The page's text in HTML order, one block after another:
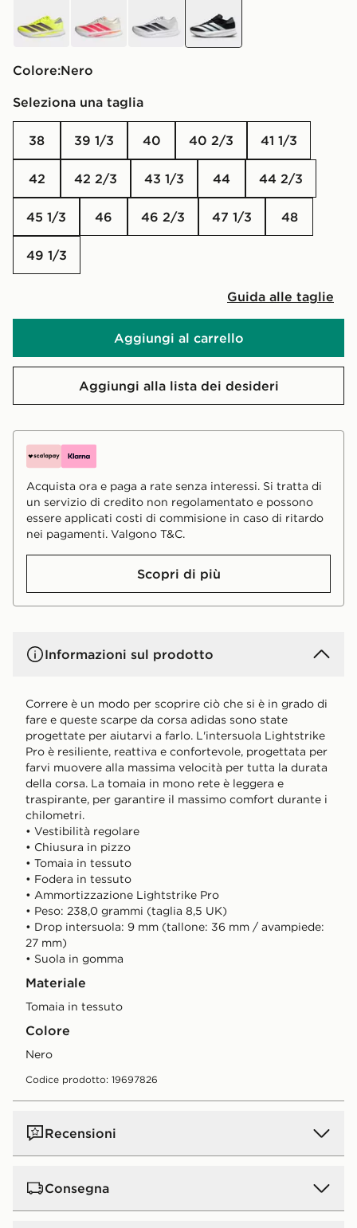
Colore:
nero
Seleziona una taglia
38 39 1/3 40 40 2/3 41 1/3
42 42 2/3 43 1/3 44 44 2/3
45 1/3 46 46 2/3 47 1/3 48
49 1/3
Guida alle taglie
Aggiungi al carrello
Aggiungi alla lista dei desideri
Acquista ora e paga a rate senza interessi. Si tratta di
un servizio di credito non regolamentato e possono
essere applicati costi di commisione in caso di ritardo
nei pagamenti. Valgono T&C.
Scopri di più
Informazioni sul prodotto
Correre è un modo per scoprire ciò che si è in grado di
fare e queste scarpe da corsa adidas sono state
progettate per aiutarvi a farlo. L'intersuola Lightstrike
Pro è resiliente, reattiva e confortevole, progettata per
farvi muovere alla massima velocità per tutta la durata
della corsa. La tomaia in mono rete è leggera e
traspirante, per garantire il massimo comfort durante i
chilometri.
• Vestibilità regolare
• Chiusura in pizzo
• Tomaia in tessuto
• Fodera in tessuto
• Ammortizzazione Lightstrike Pro
• Peso: 238,0 grammi (taglia 8,5 UK)
• Drop intersuola: 9 mm (tallone: 36 mm / avampiede:
27 mm)
• Suola in gomma
Materiale
Tomaia in tessuto
Colore
nero
Codice prodotto: 19697826
Recensioni
Consegna